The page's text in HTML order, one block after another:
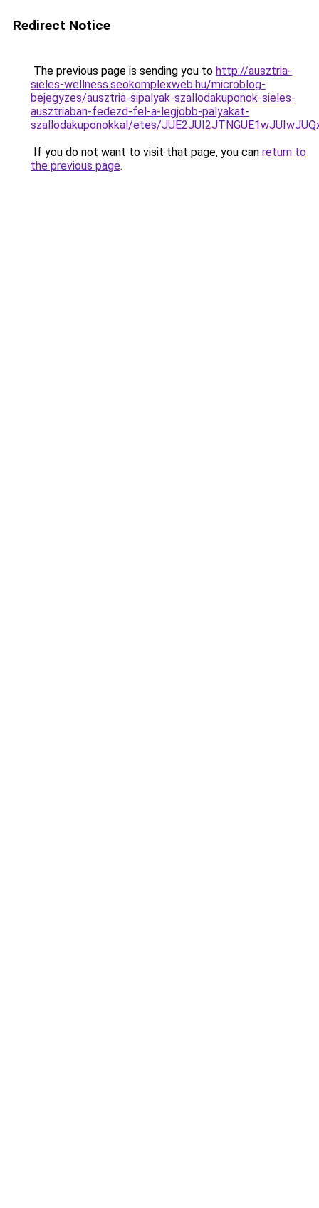
Redirect Notice
The previous page is sending you to http://ausztria-
sieles-wellness.seokomplexweb.hu/microblog-
bejegyzes/ausztria-sipalyak-szallodakuponok-sieles-
ausztriaban-fedezd-fel-a-legjobb-palyakat-
szallodakuponokkal/etes/
If you do not want to visit that page, you can return to
the previous page.